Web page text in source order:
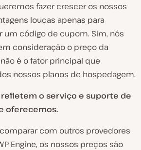
fazer crescer os nossos
loucas apenas para
código de cupom. Sim, nós
consideração o preço da
é o fator principal que
nossos planos de hospedagem.
refletem o serviço e suporte de
oferecemos.
com outros provedores
Engine, os nossos preços são